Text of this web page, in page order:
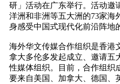
研」活动在广东举行。活动邀
洋洲和非洲等五大洲的73家海
身感受中国式现代化前沿阵地
海外华文传媒合作组织是香港
拿大多伦多发起成立、邀请五
性媒体组织。目前，合作组织
要来自美国、加拿大、德国、